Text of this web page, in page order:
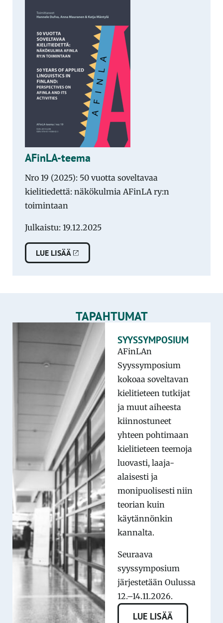
AFinLA-teema
Nro 19 (2025): 50 vuotta soveltavaa
kielitiedettä: näkökulmia AFinLA ry:n
toimintaan
Julkaistu: 19.12.2025
LUE LISÄÄ
TAPAHTUMAT
SYYSSYMPOSIUM
AFinLAn
Syyssymposium
kokoaa soveltavan
kielitieteen tutkijat
ja muut aiheesta
kiinnostuneet
yhteen pohtimaan
kielitieteen teemoja
luovasti, laaja-
alaisesti ja
monipuolisesti niin
teorian kuin
käytännönkin
kannalta.
Seuraava
syyssymposium
järjestetään Oulussa
12.–14.11.2026.
LUE LISÄÄ